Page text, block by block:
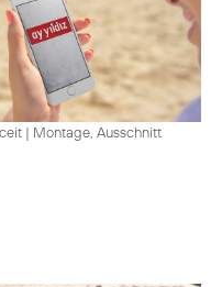
| Montage, Ausschnitt